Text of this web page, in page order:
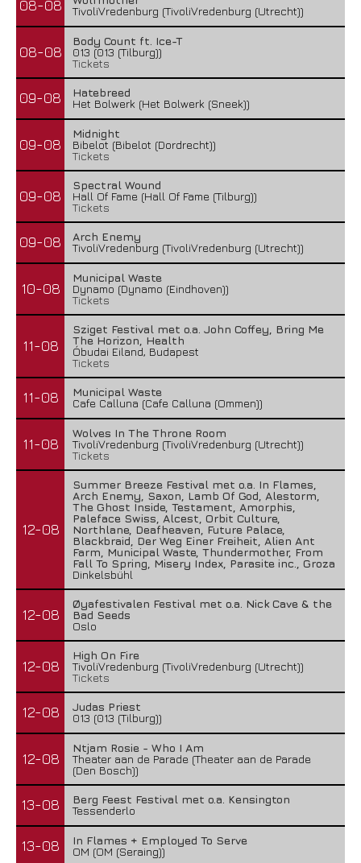
08-08
TivoliVredenburg (TivoliVredenburg (Utrecht))
08-08
Body Count ft. Ice-T
013 (013 (Tilburg))
Tickets
09-08
Hatebreed
Het Bolwerk (Het Bolwerk (Sneek))
09-08
Midnight
Bibelot (Bibelot (Dordrecht))
Tickets
09-08
Spectral Wound
Hall Of Fame (Hall Of Fame (Tilburg))
Tickets
09-08
Arch Enemy
TivoliVredenburg (TivoliVredenburg (Utrecht))
10-08
Municipal Waste
Dynamo (Dynamo (Eindhoven))
Tickets
11-08
Sziget Festival met o.a. John Coffey, Bring Me
The Horizon, Health
Óbudai Eiland, Budapest
Tickets
11-08
Municipal Waste
Cafe Calluna (Cafe Calluna (Ommen))
11-08
Wolves In The Throne Room
TivoliVredenburg (TivoliVredenburg (Utrecht))
Tickets
12-08
Summer Breeze Festival met o.a. In Flames,
Arch Enemy, Saxon, Lamb Of God, Alestorm,
The Ghost Inside, Testament, Amorphis,
Paleface Swiss, Alcest, Orbit Culture,
Northlane, Deafheaven, Future Palace,
Blackbraid, Der Weg Einer Freiheit, Alien Ant
Farm, Municipal Waste, Thundermother, From
Fall To Spring, Misery Index, Parasite inc., Groza
Dinkelsbühl
12-08
Øyafestivalen Festival met o.a. Nick Cave & the
Bad Seeds
Oslo
12-08
High On Fire
TivoliVredenburg (TivoliVredenburg (Utrecht))
Tickets
12-08
Judas Priest
013 (013 (Tilburg))
12-08
Ntjam Rosie - Who I Am
Theater aan de Parade (Theater aan de Parade
(Den Bosch))
13-08
Berg Feest Festival met o.a. Kensington
Tessenderlo
13-08
In Flames + Employed To Serve
OM (OM (Seraing))